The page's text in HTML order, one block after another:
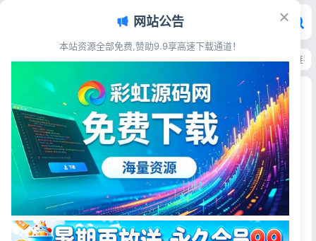
首页>源码资源>域名主机>域网址智能网址管理系统v6.02 防红活码短链导
域网址智能网址管理系统v6.02 防红活码短链导航
源码
彩虹源码网
2026-06-21 19阅读
源码简介
防红活码导航短链
网站公告
本站资源全部免费,赞助9.9享高速下载通道！